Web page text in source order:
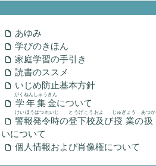
あゆみ
学びのきほん
家庭学習の手引き
読書のススメ
いじめ防止基本方針
学年集金
がくねんしゅうきん
について
警報発令時
けいほうはつれいじ
の登下校及
とうげこうおよ
び授業
じゅぎょう
の扱
あつか
いについて
個人情報および肖像権について